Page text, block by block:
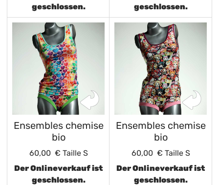
geschlossen.
geschlossen.
Ensembles chemise
bio
60,00 € Taille S
Der Onlineverkauf ist
geschlossen.
Ensembles chemise
bio
60,00 € Taille S
Der Onlineverkauf ist
geschlossen.